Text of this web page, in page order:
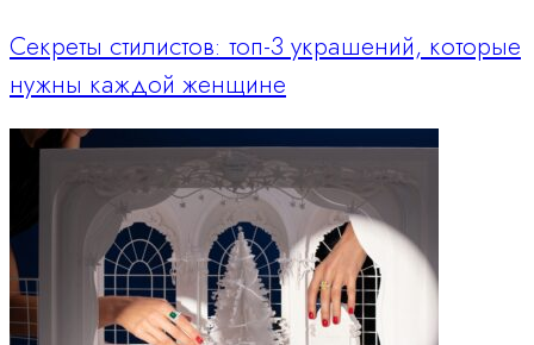
Секреты стилистов: топ-3 украшений, которые
нужны каждой женщине